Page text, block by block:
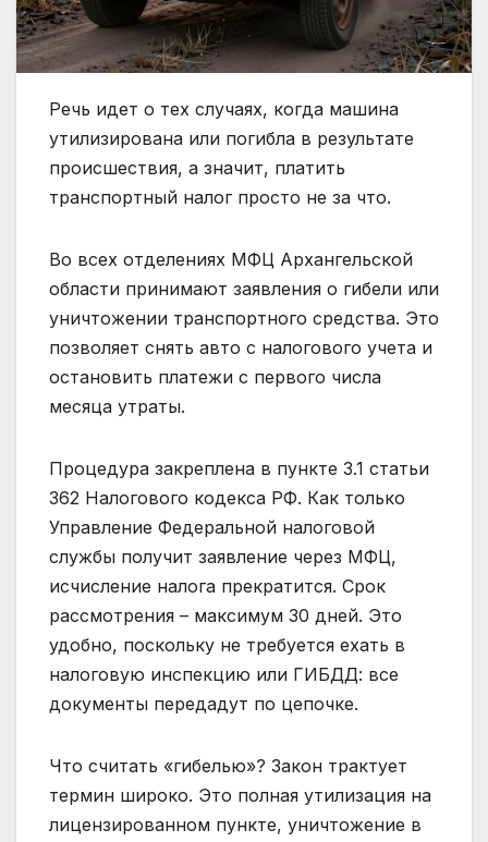
Речь идет о тех случаях, когда машина
утилизирована или погибла в результате
происшествия, а значит, платить
транспортный налог просто не за что.
Во всех отделениях МФЦ Архангельской
области принимают заявления о гибели или
уничтожении транспортного средства. Это
позволяет снять авто с налогового учета и
остановить платежи с первого числа
месяца утраты.
Процедура закреплена в пункте 3.1 статьи
362 Налогового кодекса РФ. Как только
Управление Федеральной налоговой
службы получит заявление через МФЦ,
исчисление налога прекратится. Срок
рассмотрения – максимум 30 дней. Это
удобно, поскольку не требуется ехать в
налоговую инспекцию или ГИБДД: все
документы передадут по цепочке.
Что считать «гибелью»? Закон трактует
термин широко. Это полная утилизация на
лицензированном пункте, уничтожение в